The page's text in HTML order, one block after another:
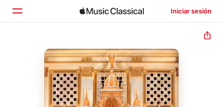
Iniciar sesión
Inicio
Explorar
Buscar